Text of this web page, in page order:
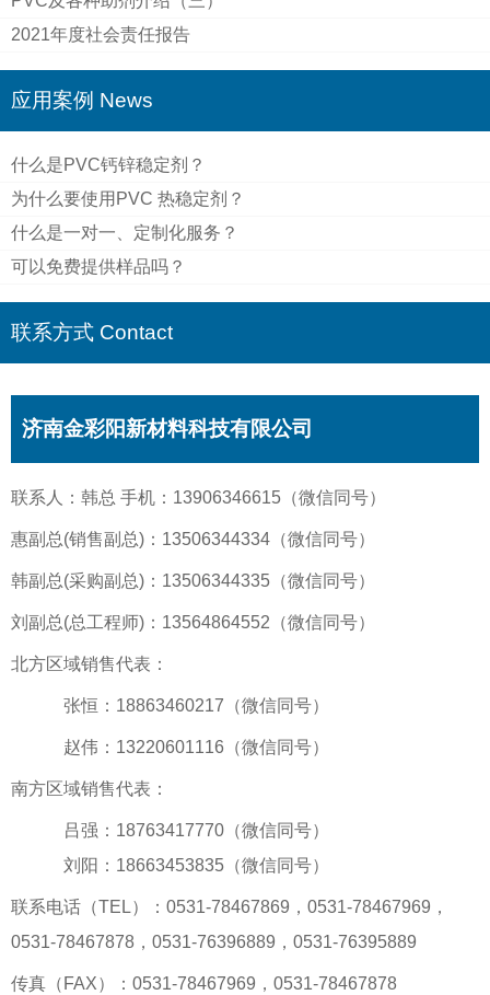
2021年度社会责任报告
应用案例 News
什么是PVC钙锌稳定剂？
为什么要使用PVC 热稳定剂？
什么是一对一、定制化服务？
可以免费提供样品吗？
联系方式 Contact
济南金彩阳新材料科技有限公司
联系人：韩总 手机：13906346615（微信同号）
惠副总(销售副总)：13506344334（微信同号）
韩副总(采购副总)：13506344335（微信同号）
刘副总(总工程师)：13564864552（微信同号）
北方区域销售代表：
张恒：18863460217（微信同号）
赵伟：13220601116（微信同号）
南方区域销售代表：
吕强：18763417770（微信同号）
刘阳：18663453835（微信同号）
联系电话（TEL）：0531-78467869，0531-78467969，
0531-78467878，0531-76396889，0531-76395889
传真（FAX）：0531-78467969，0531-78467878